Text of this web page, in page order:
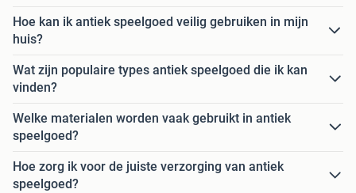
Hoe kan ik antiek speelgoed veilig gebruiken in mijn
huis?
Wat zijn populaire types antiek speelgoed die ik kan
vinden?
Welke materialen worden vaak gebruikt in antiek
speelgoed?
Hoe zorg ik voor de juiste verzorging van antiek
speelgoed?